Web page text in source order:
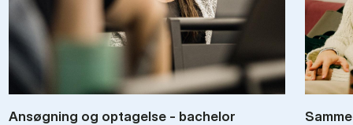
An­søg­ning og op­ta­gel­se - ba­chel­or